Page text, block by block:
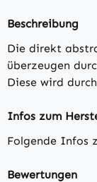
Beschreibung
Die direkt
überzeugen
Diese wird
Infos zum
Folgende Infos
Bewertungen